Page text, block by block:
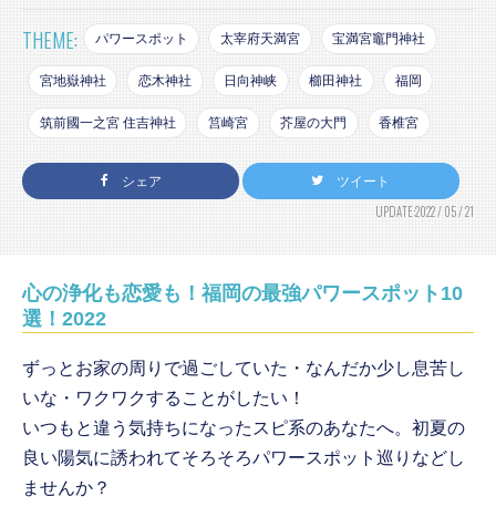
THEME: パワースポット 太宰府天満宮 宝満宮竈門神社
宮地嶽神社 恋木神社 日向神峡 櫛田神社 福岡
筑前國一之宮 住吉神社 筥崎宮 芥屋の大門 香椎宮
シェア ツイート
UPDATE:2022 / 05 / 21
心の浄化も恋愛も！福岡の最強パワースポット10
選！2022
ずっとお家の周りで過ごしていた・なんだか少し息苦し
いな・ワクワクすることがしたい！
いつもと違う気持ちになったスピ系のあなたへ。初夏の
良い陽気に誘われてそろそろパワースポット巡りなどし
ませんか？